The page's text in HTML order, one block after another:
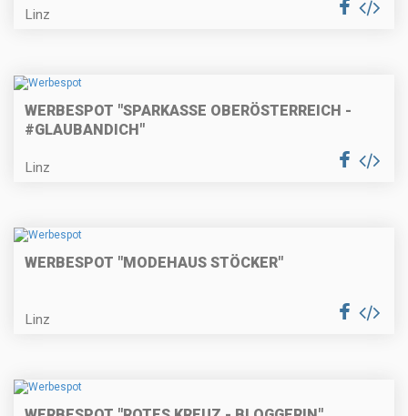
Linz
WERBESPOT "SPARKASSE OBERÖSTERREICH -
#GLAUBANDICH"
Linz
WERBESPOT "MODEHAUS STÖCKER"
Linz